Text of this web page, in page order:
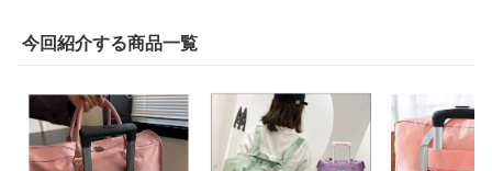
今回紹介する商品一覧